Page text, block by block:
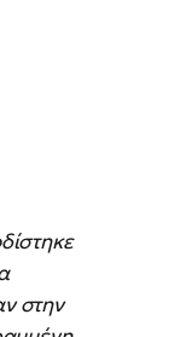
στην